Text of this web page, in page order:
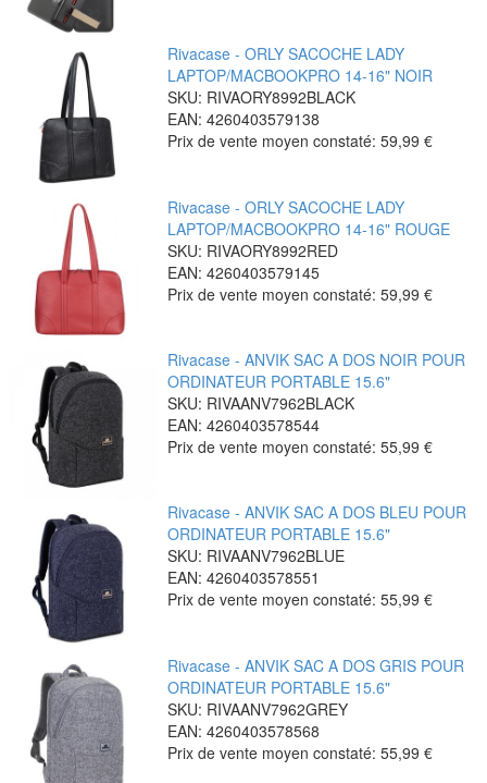
Rivacase - ORLY SACOCHE LADY
LAPTOP/MACBOOKPRO 14-16" NOIR
SKU: RIVAORY8992BLACK
EAN: 4260403579138
Prix de vente moyen constaté:59,99 €
Rivacase - ORLY SACOCHE LADY
LAPTOP/MACBOOKPRO 14-16" ROUGE
SKU: RIVAORY8992RED
EAN: 4260403579145
Prix de vente moyen constaté:59,99 €
Rivacase - ANVIK SAC A DOS NOIR POUR
ORDINATEUR PORTABLE 15.6"
SKU: RIVAANV7962BLACK
EAN: 4260403578544
Prix de vente moyen constaté:55,99 €
Rivacase - ANVIK SAC A DOS BLEU POUR
ORDINATEUR PORTABLE 15.6"
SKU: RIVAANV7962BLUE
EAN: 4260403578551
Prix de vente moyen constaté:55,99 €
Rivacase - ANVIK SAC A DOS GRIS POUR
ORDINATEUR PORTABLE 15.6"
SKU: RIVAANV7962GREY
EAN: 4260403578568
Prix de vente moyen constaté:55,99 €